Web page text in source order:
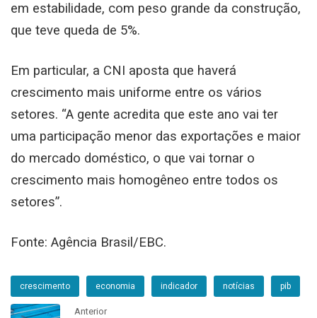
em estabilidade, com peso grande da construção,
que teve queda de 5%.
Em particular, a CNI aposta que haverá
crescimento mais uniforme entre os vários
setores. “A gente acredita que este ano vai ter
uma participação menor das exportações e maior
do mercado doméstico, o que vai tornar o
crescimento mais homogêneo entre todos os
setores”.
Fonte: Agência Brasil/EBC.
crescimento economia indicador notícias pib
Anterior